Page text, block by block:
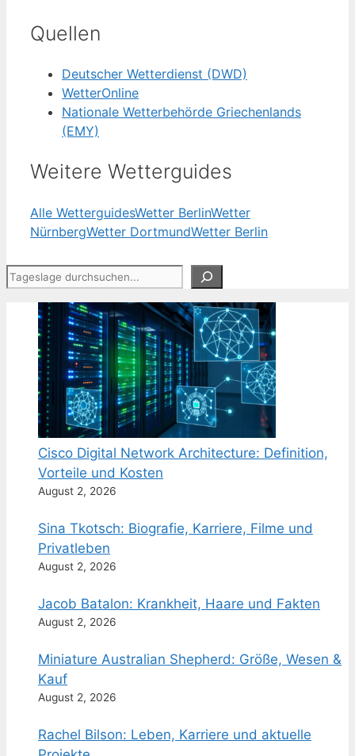
Quellen
Deutscher Wetterdienst (DWD)
WetterOnline
Nationale Wetterbehörde Griechenlands
(EMY)
Weitere Wetterguides
Alle WetterguidesWetter BerlinWetter
NürnbergWetter DortmundWetter Berlin
Suchen
Cisco Digital Network Architecture: Definition,
Vorteile und Kosten
August 2, 2026
Sina Tkotsch: Biografie, Karriere, Filme und
Privatleben
August 2, 2026
Jacob Batalon: Krankheit, Haare und Fakten
August 2, 2026
Miniature Australian Shepherd: Größe, Wesen &
Kauf
August 2, 2026
Rachel Bilson: Leben, Karriere und aktuelle